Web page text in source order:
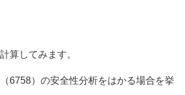
算してみます。
6758）の安全性分析をはかる場合を挙